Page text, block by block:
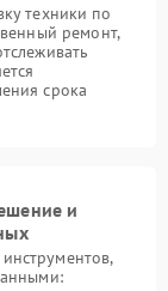
техники по
ремонт,
срока
и